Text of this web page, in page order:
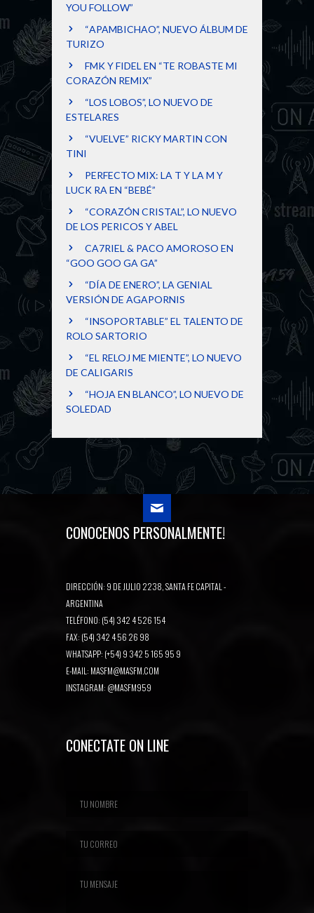
YOU FOLLOW”
“APAMBICHAO”, NUEVO ÁLBUM DE
TURIZO
FMK Y FIDEL EN “TE ROBASTE MI
CORAZÓN REMIX”
“LOS LOBOS”, LO NUEVO DE
ESTELARES
“VUELVE” RICKY MARTIN CON
TINI
PERFECTO MIX: LA T Y LA M Y
LUCK RA EN “BEBÉ”
“CORAZÓN CRISTAL”, LO NUEVO
DE LOS PERICOS Y ABEL
CA7RIEL & PACO AMOROSO EN
“GOO GOO GA GA”
“DÍA DE ENERO”, LA GENIAL
VERSIÓN DE AGAPORNIS
“INSOPORTABLE” EL TALENTO DE
ROLO SARTORIO
“EL RELOJ ME MIENTE”, LO NUEVO
DE CALIGARIS
“HOJA EN BLANCO”, LO NUEVO DE
SOLEDAD
CONOCENOS PERSONALMENTE!
DIRECCIÓN: 9 DE JULIO 2238, SANTA FE CAPITAL -
ARGENTINA
TELÉFONO: (54) 342 4 526 154
FAX: (54) 342 4 56 26 98
WHATSAPP: (+54) 9 342 5 165 95 9
E-MAIL: MASFM@MASFM.COM
INSTAGRAM: @MASFM959
CONECTATE ON LINE